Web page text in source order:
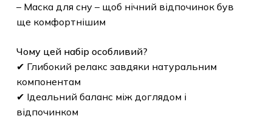
– Маска для сну – щоб нічний відпочинок був
ще комфортнішим
Чому цей набір особливий?
✔ Глибокий релакс завдяки натуральним
компонентам
✔ Ідеальний баланс між доглядом і
відпочинком